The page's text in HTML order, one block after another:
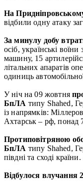
На
відбили одну атаку
За минулу добу
осіб, українські
машину, 15
літальних апаратів
одиниць
У ніч на 09 жовтня
БпЛА типу Shahed,
із напрямків:
Ахтарськ – рф, понад
Протиповітряною
БпЛА типу Shahed,
півдні та сході країни.
Відбулося влучання